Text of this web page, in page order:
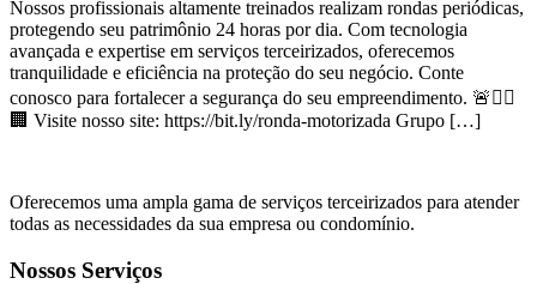
Nossos profissionais altamente treinados realizam rondas periódicas,
protegendo seu patrimônio 24 horas por dia. Com tecnologia
avançada e expertise em serviços terceirizados, oferecemos
tranquilidade e eficiência na proteção do seu negócio. Conte
conosco para fortalecer a segurança do seu empreendimento. 🚨👮‍♂️
🏢 Visite nosso site: https://bit.ly/ronda-motorizada Grupo […]
Oferecemos uma ampla gama de serviços terceirizados para atender
todas as necessidades da sua empresa ou condomínio.
Nossos Serviços